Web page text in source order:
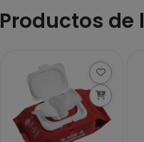
Productos